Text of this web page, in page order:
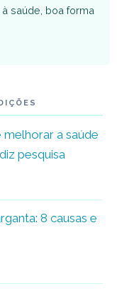
saúde, boa forma
a saúde
pesquisa
8 causas e